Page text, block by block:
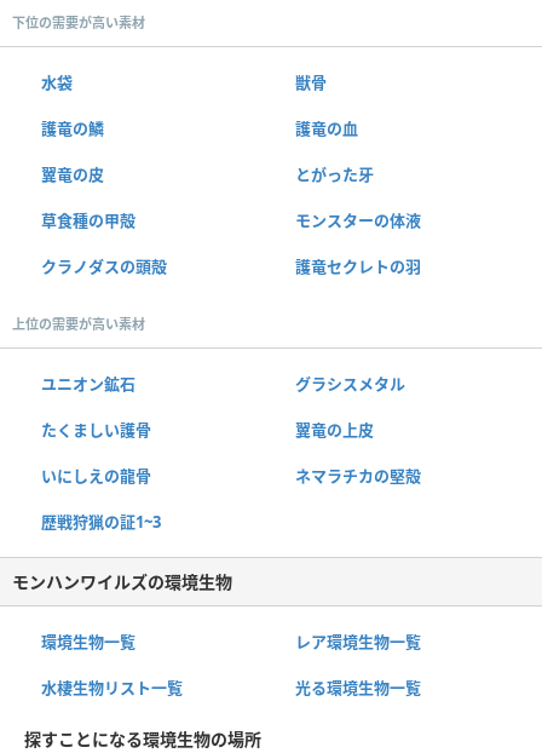
下位の需要が高い素材
水袋 獣骨
護竜の鱗 護竜の血
翼竜の皮 とがった牙
草食種の甲殻 モンスターの体液
クラノダスの頭殻 護竜セクレトの羽
上位の需要が高い素材
ユニオン鉱石 グラシスメタル
たくましい護骨 翼竜の上皮
いにしえの龍骨 ネマラチカの堅殻
歴戦狩猟の証1~3
モンハンワイルズの環境生物
環境生物一覧 レア環境生物一覧
水棲生物リスト一覧 光る環境生物一覧
探すことになる環境生物の場所